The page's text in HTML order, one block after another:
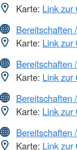
Karte: Link zur
Bereitschaften
Karte: Link zur
Bereitschaften
Karte: Link zur
Bereitschaften
Karte: Link zur
Bereitschaften
Karte: Link zur